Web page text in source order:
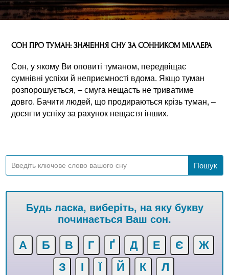
СОН ПРО ТУМАН: ЗНАЧЕННЯ СНУ ЗА СОННИКОМ МІЛЛЕРА
Сон, у якому Ви оповиті туманом, передвіщає
сумнівні успіхи й неприємності вдома. Якщо туман
розпорошується, – смуга нещасть не триватиме
довго. Бачити людей, що продираються крізь туман, –
досягти успіху за рахунок нещастя інших.
Будь ласка, виберіть, на яку букву
починається Ваш сон.
А Б В Г Ґ Д Е Є
Ж
З
І Ї Й К Л